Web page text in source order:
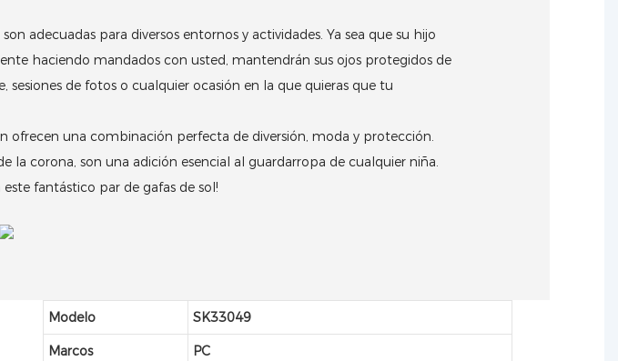
adecuadas para diversos entornos y actividades. Ya sea que su hijo
haciendo mandados con usted, mantendrán sus ojos protegidos de
de fotos o cualquier ocasión en la que quieras que tu
ofrecen una combinación perfecta de diversión, moda y protección.
la corona, son una adición esencial al guardarropa de cualquier niña.
fantástico par de gafas de sol!
Modelo SK33049
Marcos PC